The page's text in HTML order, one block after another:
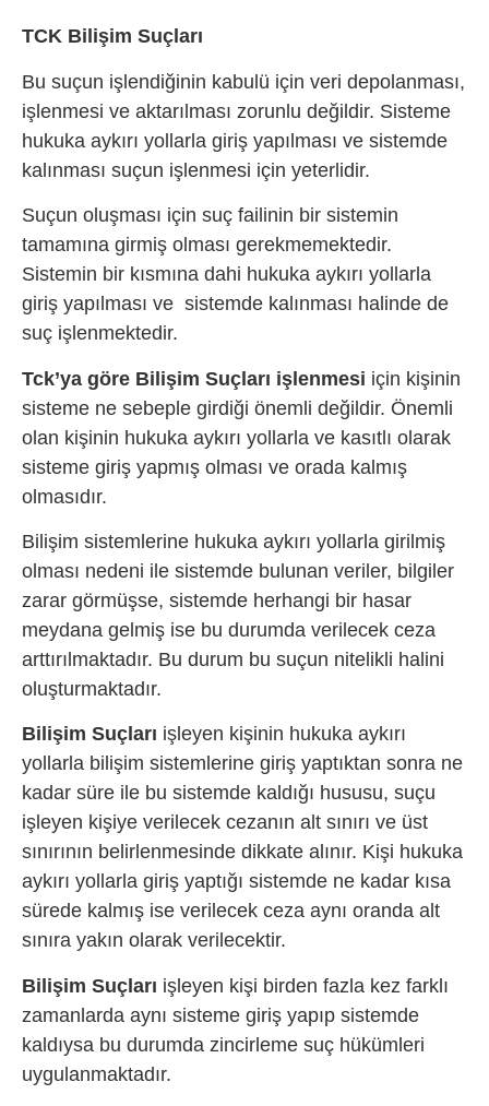
TCK Bilişim Suçları
Bu suçun işlendiğinin kabulü için veri depolanması,
işlenmesi ve aktarılması zorunlu değildir. Sisteme
hukuka aykırı yollarla giriş yapılması ve sistemde
kalınması suçun işlenmesi için yeterlidir.
Suçun oluşması için suç failinin bir sistemin
tamamına girmiş olması gerekmemektedir.
Sistemin bir kısmına dahi hukuka aykırı yollarla
giriş yapılması ve sistemde kalınması halinde de
suç işlenmektedir.
Tck’ya göre Bilişim Suçları işlenmesi için kişinin
sisteme ne sebeple girdiği önemli değildir. Önemli
olan kişinin hukuka aykırı yollarla ve kasıtlı olarak
sisteme giriş yapmış olması ve orada kalmış
olmasıdır.
Bilişim sistemlerine hukuka aykırı yollarla girilmiş
olması nedeni ile sistemde bulunan veriler, bilgiler
zarar görmüşse, sistemde herhangi bir hasar
meydana gelmiş ise bu durumda verilecek ceza
arttırılmaktadır. Bu durum bu suçun nitelikli halini
oluşturmaktadır.
Bilişim Suçları işleyen kişinin hukuka aykırı
yollarla bilişim sistemlerine giriş yaptıktan sonra ne
kadar süre ile bu sistemde kaldığı hususu, suçu
işleyen kişiye verilecek cezanın alt sınırı ve üst
sınırının belirlenmesinde dikkate alınır. Kişi hukuka
aykırı yollarla giriş yaptığı sistemde ne kadar kısa
sürede kalmış ise verilecek ceza aynı oranda alt
sınıra yakın olarak verilecektir.
Bilişim Suçları işleyen kişi birden fazla kez farklı
zamanlarda aynı sisteme giriş yapıp sistemde
kaldıysa bu durumda zincirleme suç hükümleri
uygulanmaktadır.